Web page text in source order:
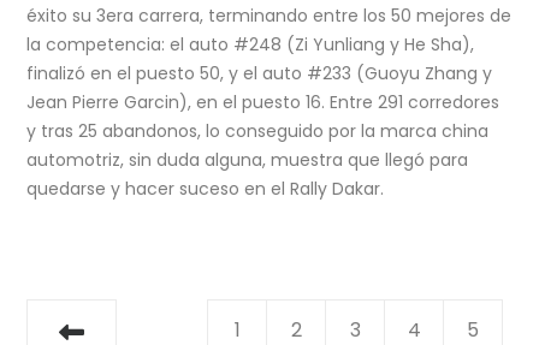
éxito su 3era carrera, terminando entre los 50 mejores de
la competencia: el auto #248 (Zi Yunliang y He Sha),
finalizó en el puesto 50, y el auto #233 (Guoyu Zhang y
Jean Pierre Garcin), en el puesto 16. Entre 291 corredores
y tras 25 abandonos, lo conseguido por la marca china
automotriz, sin duda alguna, muestra que llegó para
quedarse y hacer suceso en el Rally Dakar.
1 2 3 4 5